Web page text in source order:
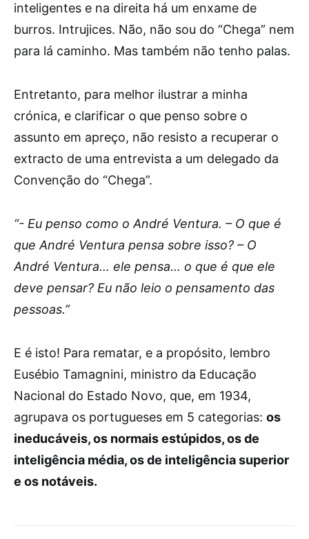
inteligentes e na direita há um enxame de
burros. Intrujices. Não, não sou do “Chega” nem
para lá caminho. Mas também não tenho palas.
Entretanto, para melhor ilustrar a minha
crónica, e clarificar o que penso sobre o
assunto em apreço, não resisto a recuperar o
extracto de uma entrevista a um delegado da
Convenção do “Chega”.
“- Eu penso como o André Ventura. – O que é
que André Ventura pensa sobre isso? – O
André Ventura… ele pensa… o que é que ele
deve pensar? Eu não leio o pensamento das
pessoas.”
E é isto! Para rematar, e a propósito, lembro
Eusébio Tamagnini, ministro da Educação
Nacional do Estado Novo, que, em 1934,
agrupava os portugueses em 5 categorias: os
ineducáveis, os normais estúpidos, os de
inteligência média, os de inteligência superior
e os notáveis.